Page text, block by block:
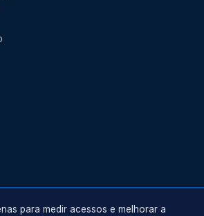
para medir acessos e melhorar a